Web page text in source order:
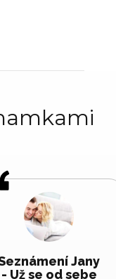
Jany
- Už se od sebe